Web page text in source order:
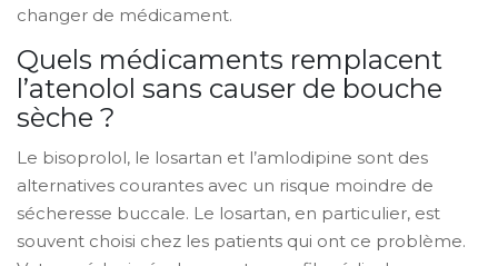
changer de médicament.
Quels médicaments remplacent
l’atenolol sans causer de bouche
sèche ?
Le bisoprolol, le losartan et l’amlodipine sont des
alternatives courantes avec un risque moindre de
sécheresse buccale. Le losartan, en particulier, est
souvent choisi chez les patients qui ont ce problème.